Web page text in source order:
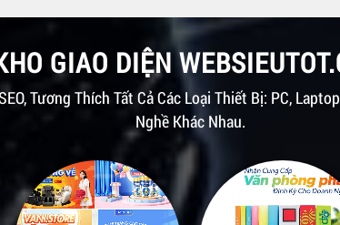
GIAO DIỆN
Tương Thích Tất Cả Các Loại Thiết Bị: PC,
Nghề Khác Nhau.